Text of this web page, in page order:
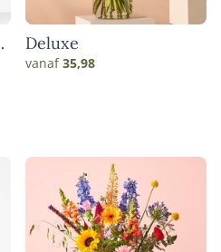
Deluxe
vanaf35,98